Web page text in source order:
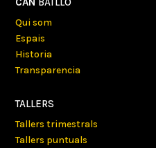
Qui som
Espais
Historia
Transparencia
TALLERS
Tallers trimestrals
Tallers puntuals